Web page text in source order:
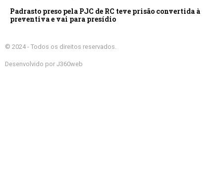
Padrasto preso pela PJC de RC teve prisão convertida à
preventiva e vai para presídio
© 2024 - Todos os direitos reservados.
Desenvolvido por J360web